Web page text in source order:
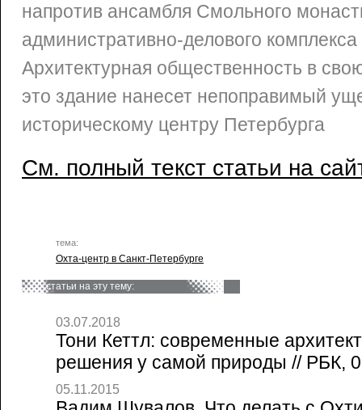
напротив ансамбля Смольного
административно-делового
Архитектурная общественность в
это здание нанесет непоправимый
историческому центру Петербурга
См. полный текст статьи на
тема:
Охта-центр в Санкт-Петербурге
статьи на эту тему:
03.07.2018
Тони Кеттл: современные
решения у самой природы // РБК,
05.11.2015